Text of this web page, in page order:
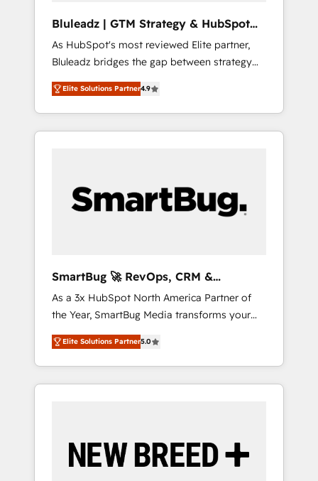
Hubで一体提供。 ▸ 既存CRM・MAからの移行
支援：Salesforce・Marketo・Pardot等からの
移行、カスタム設計、履歴データ移行と活用設
計まで。 ▸ AEO対応：ChatGPT・Perplexity等
のAI検索からの流入・引用を前提にコンテンツ
HubSpotアワード受賞・HUGリーダー ✓
AI活用に関するご相談、現状整理の壁打ちな
ど、構想段階からお気軽にお問い合わせくださ
HubSpot beyond standard configurations. -
AI-FIRST- AI across customer-facing
operations to accelerate decisions,
streamline processes, and unlock efficiency
at scale. From predictive intelligence to
conversational AI, we turn data into action
and automation into competitive advantage.
Bluleadz | GTM Strategy & HubSpot
Implementation
As HubSpot's most reviewed Elite partner,
Bluleadz bridges the gap between strategy
and execution. We don't just "set up tools" —
we install the GTM Operating System (GTM
OS) to align your leadership and engineer a
portal that drives predictable revenue
and Story to stop "accelerating a mess." ⚙️
Elite Engineering & AI Scalable Architecture:
agents, and high-integrity migrations for total
reporting clarity. Security & Compliance: SOC
2 Type I and HIPAA attested for enterprise-
grade data security. 🏆 Why Bluleadz? GTM
OS Partner | 16+ Years Experience | 1,000+
Five-Star Reviews
Elite Solutions Partner4.9
SmartBug 🚀 RevOps, CRM &
Integration Experts
As a 3x HubSpot North America Partner of
the Year, SmartBug Media transforms your
customer lifecycle into a revenue engine. Our
unified ecosystem includes specialized
divisions Globalia (AI & Software) and Point
Success Media (Paid Media), making this the
by Globalia’s technical development team. -
19 HubSpot-certified trainers to drive
Elite Solutions Partner5.0